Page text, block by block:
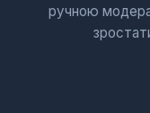
ручною